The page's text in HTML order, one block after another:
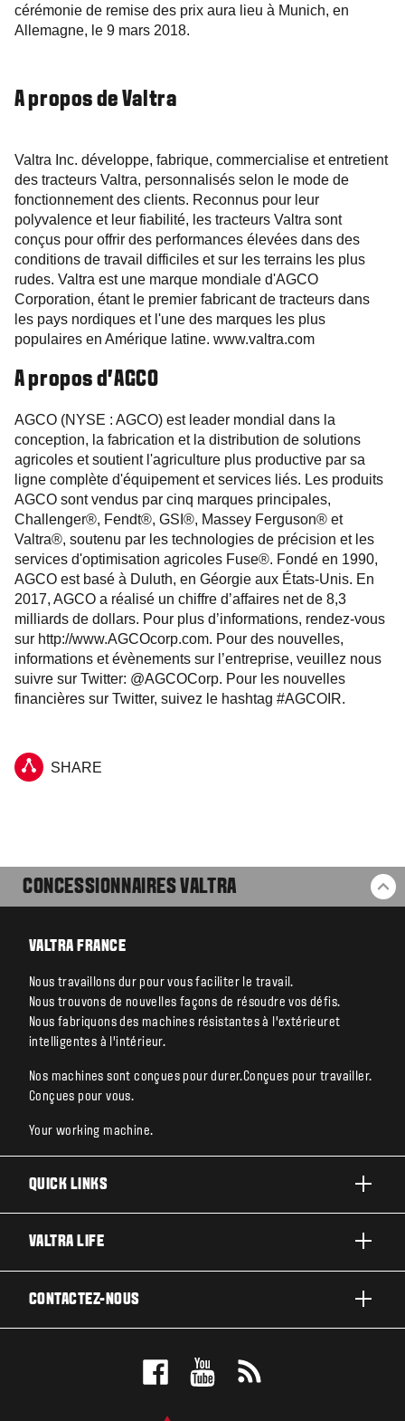
cérémonie de remise des prix aura lieu à Munich, en
Allemagne, le 9 mars 2018.
A propos de Valtra
Valtra Inc. développe, fabrique, commercialise et entretient
des tracteurs Valtra, personnalisés selon le mode de
fonctionnement des clients. Reconnus pour leur
polyvalence et leur fiabilité, les tracteurs Valtra sont
conçus pour offrir des performances élevées dans des
conditions de travail difficiles et sur les terrains les plus
rudes. Valtra est une marque mondiale d'AGCO
Corporation, étant le premier fabricant de tracteurs dans
les pays nordiques et l'une des marques les plus
populaires en Amérique latine. www.valtra.com
A propos d’AGCO
AGCO (NYSE : AGCO) est leader mondial dans la
conception, la fabrication et la distribution de solutions
agricoles et soutient l'agriculture plus productive par sa
ligne complète d'équipement et services liés. Les produits
AGCO sont vendus par cinq marques principales,
Challenger®, Fendt®, GSI®, Massey Ferguson® et
Valtra®, soutenu par les technologies de précision et les
services d'optimisation agricoles Fuse®. Fondé en 1990,
AGCO est basé à Duluth, en Géorgie aux États-Unis. En
2017, AGCO a réalisé un chiffre d’affaires net de 8,3
milliards de dollars. Pour plus d’informations, rendez-vous
sur http://www.AGCOcorp.com. Pour des nouvelles,
informations et évènements sur l’entreprise, veuillez nous
suivre sur Twitter: @AGCOCorp. Pour les nouvelles
financières sur Twitter, suivez le hashtag #AGCOIR.
SHARE
CONCESSIONNAIRES VALTRA
VALTRA FRANCE
Nous travaillons dur pour vous faciliter le travail.
Nous trouvons de nouvelles façons de résoudre vos défis.
Nous fabriquons des machines résistantes à l’extérieuret
intelligentes à l’intérieur.
Nos machines sont conçues pour durer.Conçues pour travailler.
Conçues pour vous.
Your working machine.
QUICK LINKS
TECHNOLOGIES
VALTRA LIFE
CONTACTEZ-NOUS
CONCESSIONNAIRES VALTRA